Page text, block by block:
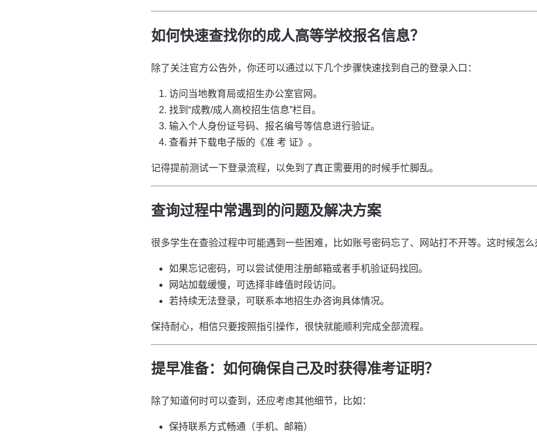
如何快速查找你的成人高等学校报名信息？
除了关注官方公告外，你还可以通过以下几个步骤快速找到自己的登录入口：
访问当地教育局或招生办公室官网。
找到“成教/成人高校招生信息”栏目。
输入个人身份证号码、报名编号等信息进行验证。
查看并下载电子版的《准 考 证》。
记得提前测试一下登录流程，以免到了真正需要用的时候手忙脚乱。
查询过程中常遇到的问题及解决方案
很多学生在查验过程中可能遇到一些困难，比如账号密码忘了、网站打不开等。这时候怎么
如果忘记密码，可以尝试使用注册邮箱或者手机验证码找回。
网站加载缓慢，可选择非峰值时段访问。
若持续无法登录，可联系本地招生办咨询具体情况。
保持耐心，相信只要按照指引操作，很快就能顺利完成全部流程。
提早准备：如何确保自己及时获得准考证明？
除了知道何时可以查到，还应考虑其他细节，比如：
保持联系方式畅通（手机、邮箱）